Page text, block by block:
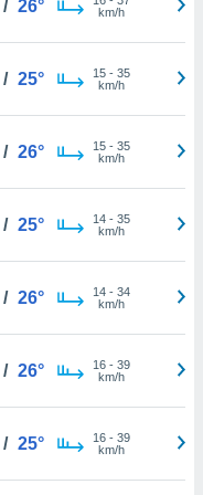
/ 26°
km/h
/ 25° 15- 35
km/h
/ 26° 15- 35
km/h
/ 25° 14- 35
km/h
/ 26° 14- 34
km/h
/ 26° 16- 39
km/h
/ 25° 16- 39
km/h